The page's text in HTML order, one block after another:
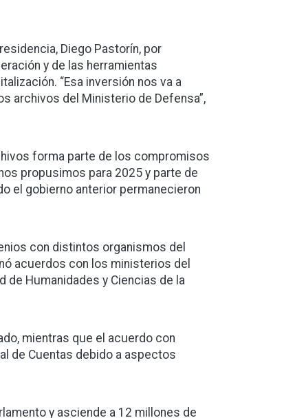
Diego Pastorín, por
y de las herramientas
“Esa inversión nos va a
archivos del Ministerio de Defensa”,
forma parte de los compromisos
propusimos para 2025 y parte de
el gobierno anterior permanecieron
con distintos organismos del
acuerdos con los ministerios del
de Humanidades y Ciencias de la
mientras que el acuerdo con
de Cuentas debido a aspectos
y asciende a 12 millones de